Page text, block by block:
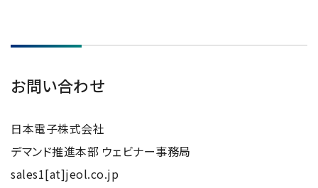
お問い合わせ
日本電子株式会社
デマンド推進本部 ウェビナー事務局
sales1[at]jeol.co.jp